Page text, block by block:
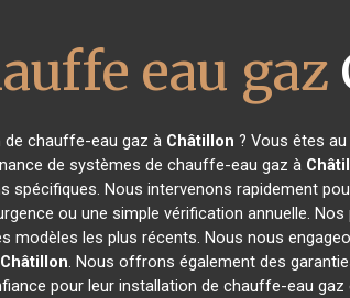
eau gaz
de chauffe-eau gaz à Châtillon ? Vous êtes
de systèmes de chauffe-eau gaz à
Nous intervenons rapidement
ou une simple vérification annuelle.
modèles les plus récents. Nous nous
Châtillon. Nous offrons également des
pour leur installation de chauffe-eau